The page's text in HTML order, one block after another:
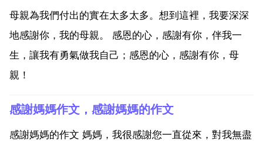
母親為我們付出的實在太多太多。想到這裡，我要深深
地感謝你，我的母親。 感恩的心，感謝有你，伴我一
生，讓我有勇氣做我自己；感恩的心，感謝有你，母
親！
感謝媽媽作文，感謝媽媽的作文
感謝媽媽的作文 媽媽，我很感謝您一直從來，對我無盡